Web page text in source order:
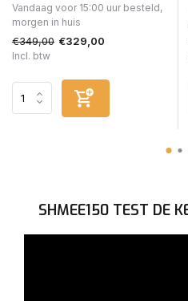
Vandaag voor 15:00 uur besteld,
morgen in huis
€349,00 €329,00
Incl. btw
SHMEE150 TEST DE